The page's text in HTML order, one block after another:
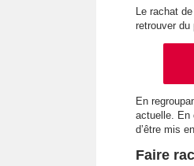
Le rachat
retrouver du
En
actuelle. En
d’être mis
Faire